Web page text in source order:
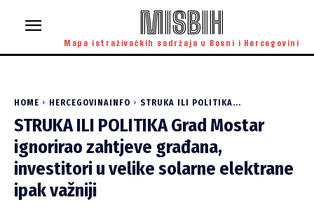
MISBIH
Mapa istraživačkih sadržaja u Bosni i Hercegovini
HOME HERCEGOVINAINFO STRUKA ILI POLITIKA...
STRUKA ILI POLITIKA Grad Mostar
ignorirao zahtjeve građana,
investitori u velike solarne elektrane
ipak važniji